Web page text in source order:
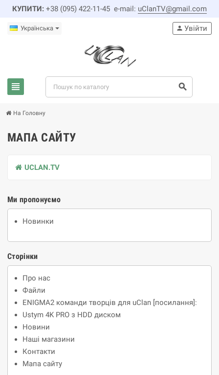
КУПИТИ: +38 (095) 422-11-45 e-mail: uClanTV@gmail.com
Українська
view_headline search
person Увійти
На Головну
МАПА САЙТУ
UCLAN.TV
Ми пропонуємо
Новинки
Сторінки
Про нас
Файли
ENIGMA2 команди творців для uClan [посилання]:
Ustym 4K PRO з HDD диском
Новини
Наші магазини
Контакти
Мапа сайту